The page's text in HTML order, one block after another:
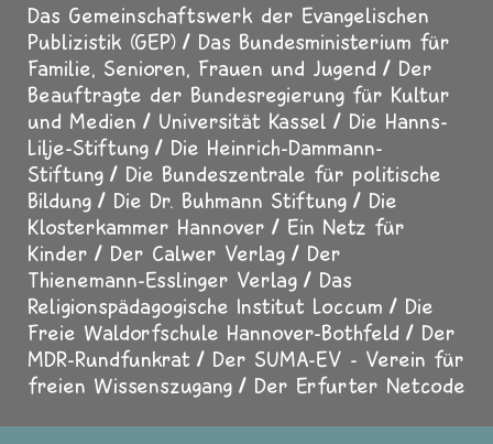
Das Gemeinschaftswerk der Evangelischen
Publizistik (GEP)
Das Bundesministerium für
Familie, Senioren, Frauen und Jugend
Der
Beauftragte der Bundesregierung für Kultur
und Medien
Universität Kassel
Die Hanns-
Lilje-Stiftung
Die Heinrich-Dammann-
Stiftung
Die Bundeszentrale für politische
Bildung
Die Dr. Buhmann Stiftung
Die
Klosterkammer Hannover
Ein Netz für
Kinder
Der Calwer Verlag
Der
Thienemann-Esslinger Verlag
Das
Religionspädagogische Institut Loccum
Die
Freie Waldorfschule Hannover-Bothfeld
Der
MDR-Rundfunkrat
Der SUMA-EV - Verein für
freien Wissenszugang
Der Erfurter Netcode